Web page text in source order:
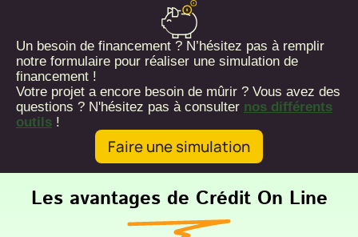
Un besoin de financement ? N’hésitez pas à remplir
notre formulaire pour réaliser une simulation de
financement !
Votre projet a encore besoin de mûrir ? Vous avez des
questions ? N'hésitez pas à consulter nos différents
outils !
Faire une simulation
Les avantages de Crédit On Line